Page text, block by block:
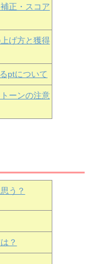
正・スコア
げ方と獲得
ptについて
ーンの注意
う？
？